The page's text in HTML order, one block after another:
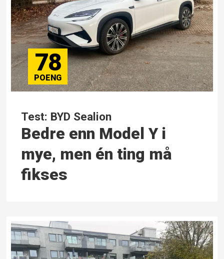
78
Test: BYD Sealion
Bedre enn Model Y i
mye, men én ting må
fikses